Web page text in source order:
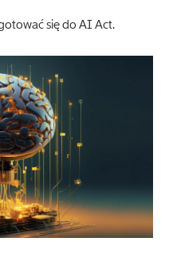
się do AI Act.